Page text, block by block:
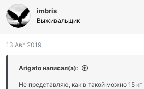
imbris
Выживальщик
13 Авг 2019
Arigato написал(а):
Не представляю, как в такой можно 15 кг